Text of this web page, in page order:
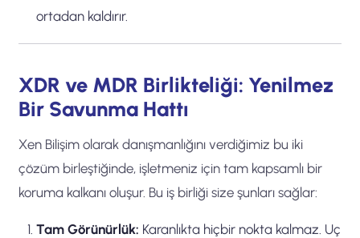
ortadan kaldırır.
XDR ve MDR Birlikteliği: Yenilmez
Bir Savunma Hattı
Xen Bilişim olarak danışmanlığını verdiğimiz bu iki
çözüm birleştiğinde, işletmeniz için tam kapsamlı bir
koruma kalkanı oluşur. Bu iş birliği size şunları sağlar:
Tam Görünürlük: Karanlıkta hiçbir nokta kalmaz. Uç